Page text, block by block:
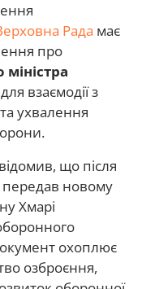
Рада має
про
взаємодії з
ухвалення
що після
передав новому
Хмарі
охоплює
озброєння,